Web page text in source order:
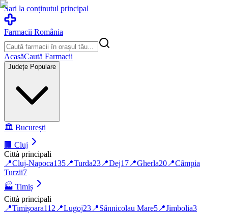
Sari la conținutul principal
Farmacii România
AcasăCaută Farmacii
Județe Populare
🏛️ București
🏢 Cluj
Città principali
📍Cluj-Napoca135 📍Turda23 📍Dej17 📍Gherla20 📍Câmpia
Turzii7
🏭 Timiș
Città principali
📍Timișoara112 📍Lugoj23 📍Sânnicolau Mare5 📍Jimbolia3